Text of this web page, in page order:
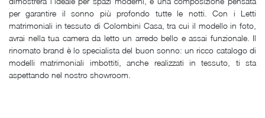
per garantire il sonno più profondo tutte le notti. Con i Letti
matrimoniali in tessuto di Colombini Casa, tra cui il modello in foto,
avrai nella tua camera da letto un arredo bello e assai funzionale. Il
rinomato brand è lo specialista del buon sonno: un ricco catalogo di
modelli matrimoniali imbottiti, anche realizzati in tessuto, ti sta
aspettando nel nostro showroom.